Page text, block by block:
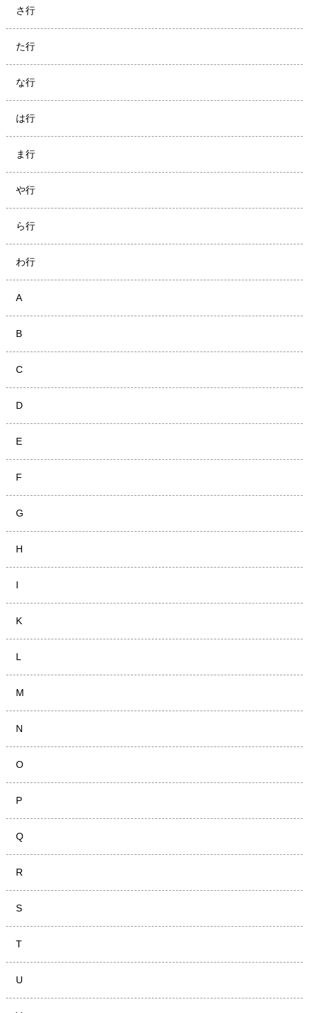
さ行
た行
な行
は行
ま行
や行
ら行
わ行
A
B
C
D
E
F
G
H
I
K
L
M
N
O
P
Q
R
S
T
U